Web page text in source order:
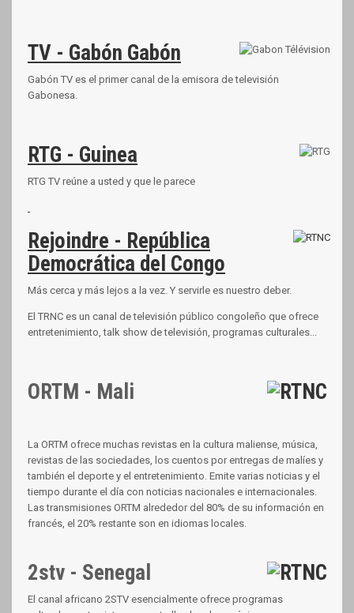
TV - Gabón Gabón
Gabón TV es el primer canal de la emisora de televisión
Gabonesa.
RTG - Guinea
RTG TV reúne a usted y que le parece
Rejoindre - República
Democrática del Congo
Más cerca y más lejos a la vez. Y servirle es nuestro deber.
El TRNC es un canal de televisión público congoleño que ofrece
entretenimiento, talk show de televisión, programas culturales...
ORTM - Mali
La ORTM ofrece muchas revistas en la cultura maliense, música,
revistas de las sociedades, los cuentos por entregas de malíes y
también el deporte y el entretenimiento. Emite varias noticias y el
tiempo durante el día con noticias nacionales e internacionales.
Las transmisiones ORTM alrededor del 80% de su información en
francés, el 20% restante son en idiomas locales.
2stv - Senegal
El canal africano 2STV esencialmente ofrece programas